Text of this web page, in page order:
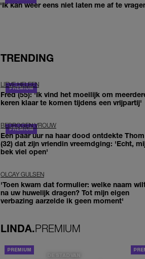
'Ik kan weer eens niet laten me af te
TRENDING
LIEVE HELEEN
Fred (55): 'Ik vind het moeilijk om
keren klaar te komen tijdens een vrijpartij'
BEDROGEN VROUW
Een paar uur na haar dood ontdekte Thom
(32) dat zijn vriendin vreemdging: 'Echt,
bek viel open'
OLCAY GULSEN
'Toen kwam dat formulier: welke naam
na uw huwelijk dragen? Tot mijn eigen
verbazing aarzelde ik geen moment'
LINDA.PREMIUM
DE STAD VAN